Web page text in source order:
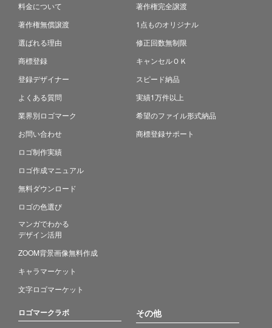
料金について
著作権無償譲渡
選ばれる理由
商標登録
登録デザイナー
よくある質問
業界別ロゴマーク
お問い合わせ
ロゴ制作実績
ロゴ作成マニュアル
無料ダウンロード
ロゴの色選び
マンガでわかる
デザイン活用
ZOOM背景画像無料作成
キャラマーケット
文字ロゴマーケット
著作権完全譲渡
1点ものオリジナル
修正回数無制限
キャンセルＯＫ
スピード納品
実績1万件以上
希望のファイル形式納品
商標登録サポート
ロゴマークラボ その他